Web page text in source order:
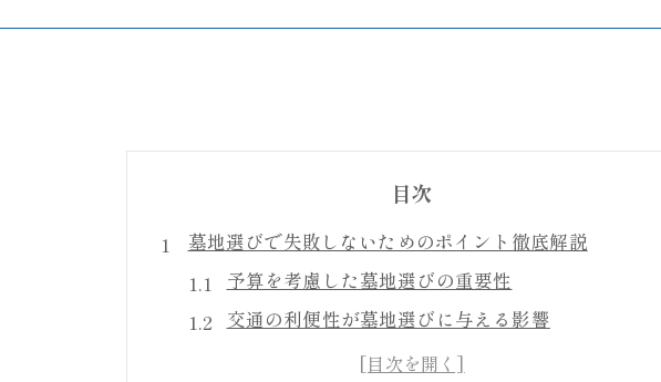
目次
墓地選びで失敗しないためのポイント徹底解説
予算を考慮した墓地選びの重要性
交通の利便性が墓地選びに与える影響
地域の習慣と墓地選びの関係性